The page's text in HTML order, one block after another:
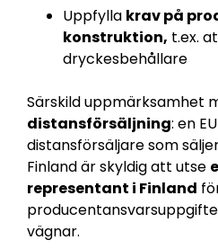
Uppfylla krav på
konstruktion, t.ex.
dryckesbehållare
Särskild uppmärksamhet
distansförsäljning: en
distansförsäljare som
Finland är skyldig att utse
representant i Finland
vägnar.